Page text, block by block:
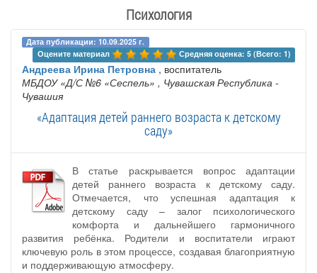
Психология
Дата публикации: 10.09.2025 г.
Оцените материал
Средняя оценка: 5 (Всего: 1)
Андреева Ирина Петровна , воспитатель
МБДОУ «Д/С №6 «Сеспель» , Чувашская Республика -
Чувашия
«Адаптация детей раннего возраста к детскому
саду»
В статье раскрывается вопрос адаптации
детей раннего возраста к детскому саду.
Отмечается, что успешная адаптация к
детскому саду – залог психологического
комфорта и дальнейшего гармоничного
развития ребёнка. Родители и воспитатели играют
ключевую роль в этом процессе, создавая благоприятную
и поддерживающую атмосферу.